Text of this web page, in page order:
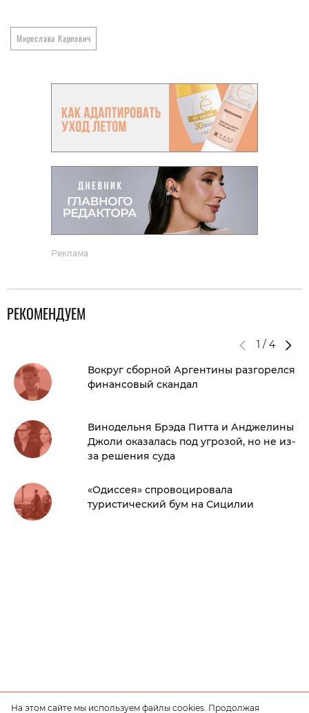
Мирослава Карпович
Реклама
РЕКОМЕНДУЕМ
1 / 4
Вокруг сборной Аргентины разгорелся
финансовый скандал
Винодельня Брэда Питта и Анджелины
Джоли оказалась под угрозой, но не из-
за решения суда
«Одиссея» спровоцировала
туристический бум на Сицилии
На этом сайте мы используем файлы cookies. Продолжая